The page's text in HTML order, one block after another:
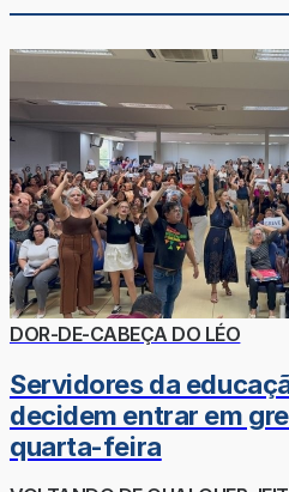
DOR-DE-CABEÇA DO LÉO
Servidores da
decidem entrar em
quarta-feira